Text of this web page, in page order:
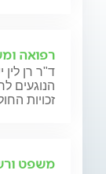
רפואה
ד"ר רן
הנוגעים
זכויות
משפט